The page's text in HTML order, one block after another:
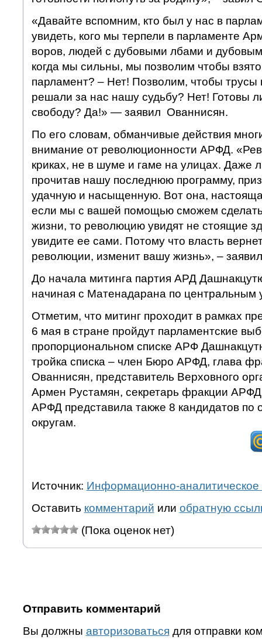
«Давайте вспомним, кто был у нас в
увидеть, кого мы терпели в парламенте
воров, людей с дубовыми лбами и
когда мы сильны, мы позволим чтобы
парламент? – Нет! Позволим, чтобы трусы
решали за нас нашу судьбу? Нет! Готовы
свободу? Да!» — заявил Ованнисян.
По его словам, обманчивые действия
внимание от революционности АРФД.
криках, не в шуме и гаме на улицах. Даже
прочитав нашу последнюю программу,
удачную и насыщенную. Вот она,
если мы с вашей помощью сможем
жизни, то революцию увидят не стоящие
увидите ее сами. Потому что власть
революции, изменит вашу жизнь», –
До начала митинга партия АРД
начиная с Матенадарана по центральным
Отметим, что митинг проходит в рамках
6 мая в стране пройдут парламентские
пропорциональном списке АРФ
тройка списка – член Бюро АРФД, глава
Ованнисян, представитель Верховного
Армен Рустамян, секретарь фракции
АРФД представила также 8 кандидатов по
округам.
Источник: Информационно-аналитическое
Оставить комментарий или обратную
(Пока оценок нет)
Отправить комментарий
Вы должны авторизоваться для отправки